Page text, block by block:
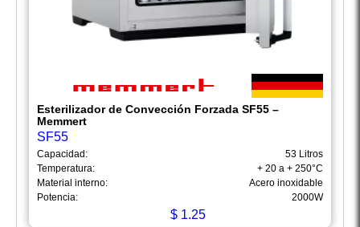
Esterilizador de Convección Forzada SF55 –
Memmert
SF55
Capacidad:
53 Litros
Temperatura:
+ 20 a + 250°C
Material interno:
Acero inoxidable
Potencia:
2000W
$ 1.25